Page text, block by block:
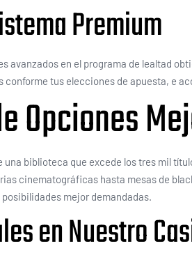
Premium
avanzados en el programa de lealtad
tus elecciones de apuesta, e
Opciones
una biblioteca que excede los tres mil
cinematográficas hasta mesas de
mejor demandadas.
en Nuestro